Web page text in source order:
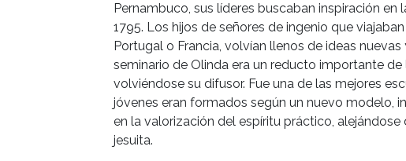
Pernambuco, sus líderes buscaban inspiración
1795. Los hijos de señores de ingenio que
Portugal o Francia, volvían llenos de ideas
seminario de Olinda era un reducto importante
volviéndose su difusor. Fue una de las mejores
jóvenes eran formados según un nuevo modelo,
en la valorización del espíritu práctico,
jesuita.